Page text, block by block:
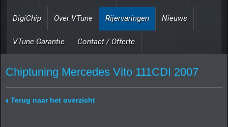
DigiChip Over VTune Rijervaringen Nieuws
VTune Garantie Contact / Offerte
Chiptuning Mercedes Vito 111CDI 2007
Terug naar het overzicht